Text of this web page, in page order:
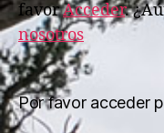
favorAcceder.
nosotros
Por favor acceder